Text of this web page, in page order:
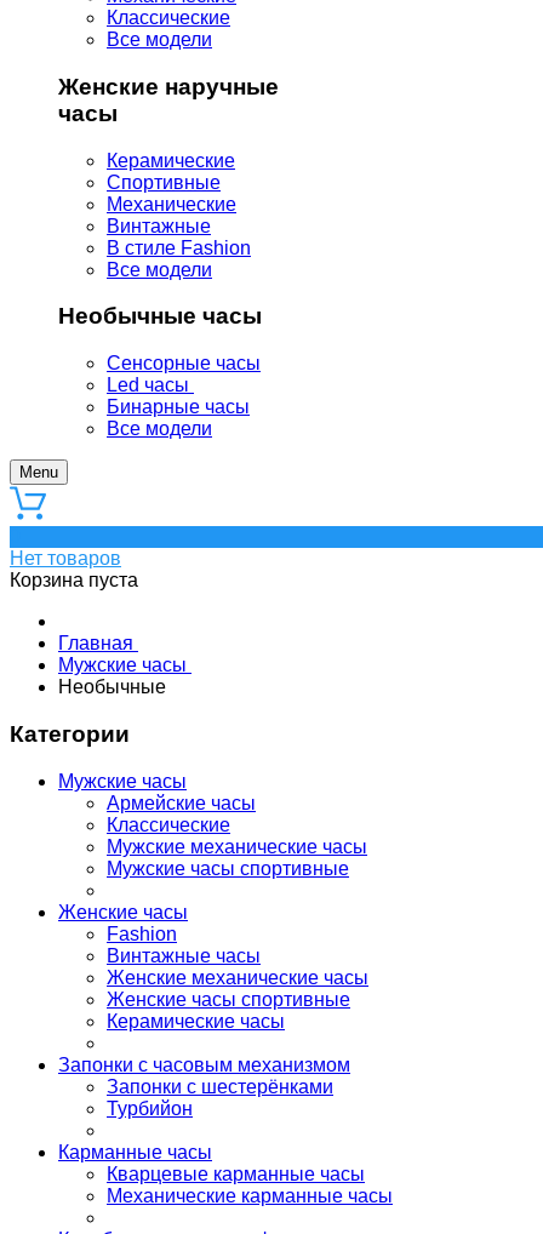
Классические
Все модели
Женские наручные
часы
Керамические
Спортивные
Механические
Винтажные
В стиле Fashion
Все модели
Необычные часы
Сенсорные часы
Led часы
Бинарные часы
Все модели
Menu
Нет товаров
Корзина пуста
Главная
Мужские часы
Необычные
Категории
Мужские часы
Армейские часы
Классические
Мужские механические часы
Мужские часы спортивные
Женские часы
Fashion
Винтажные часы
Женские механические часы
Женские часы спортивные
Керамические часы
Запонки с часовым механизмом
Запонки с шестерёнками
Турбийон
Карманные часы
Кварцевые карманные часы
Механические карманные часы